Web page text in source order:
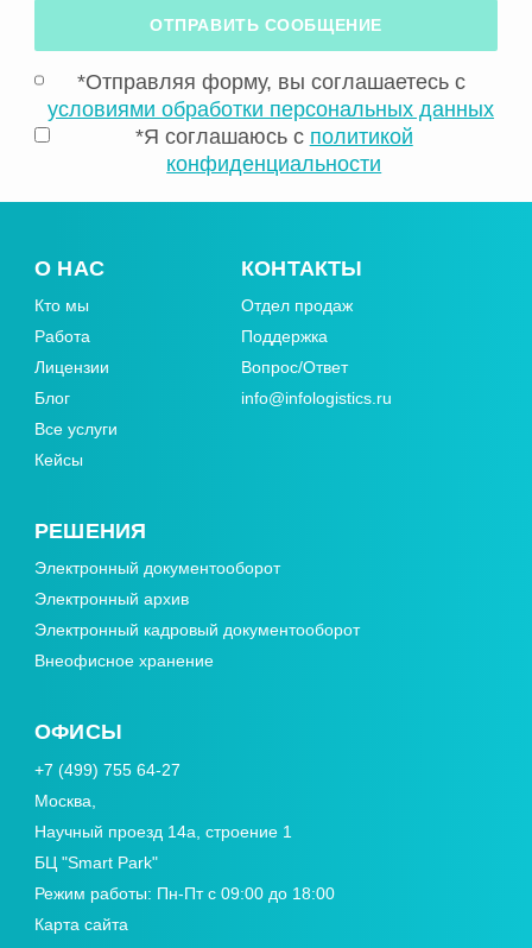
ОТПРАВИТЬ СООБЩЕНИЕ
*Отправляя форму, вы соглашаетесь с
условиями обработки персональных данных
*Я соглашаюсь с политикой
конфиденциальности
О НАС
Кто мы
Работа
Лицензии
Блог
Все услуги
Кейсы
РЕШЕНИЯ
Электронный документооборот
Электронный архив
Электронный кадровый документооборот
Внеофисное хранение
КОНТАКТЫ
Отдел продаж
Поддержка
Вопрос/Ответ
info@infologistics.ru
ОФИСЫ
+7 (499) 755 64-27
Москва,
Научный проезд 14а, строение 1
БЦ "Smart Park"
Режим работы: Пн-Пт с 09:00 до 18:00
Карта сайта